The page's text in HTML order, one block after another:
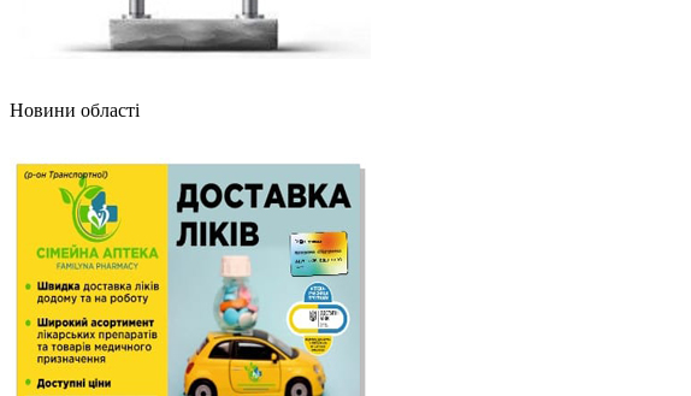
Новини області